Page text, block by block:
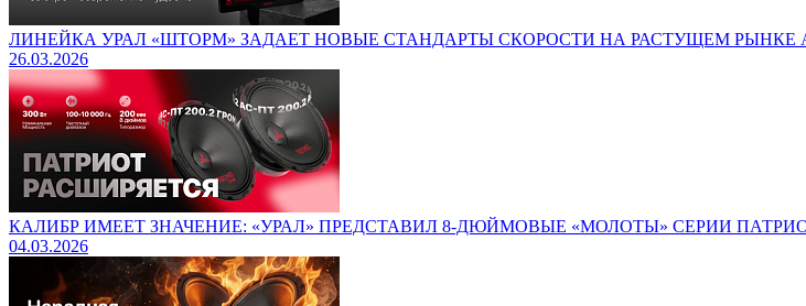
ЛИНЕЙКА УРАЛ «ШТОРМ» ЗАДАЕТ НОВЫЕ СТАНДАРТЫ СКОРОСТИ НА РАСТУЩЕМ РЫНКЕ
26.03.2026
КАЛИБР ИМЕЕТ ЗНАЧЕНИЕ: «УРАЛ» ПРЕДСТАВИЛ 8-ДЮЙМОВЫЕ «МОЛОТЫ» СЕРИИ
04.03.2026